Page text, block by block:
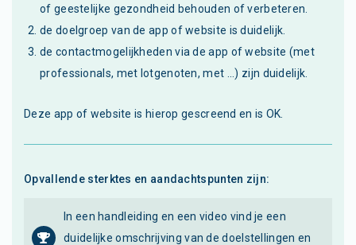
of geestelijke gezondheid behouden of verbeteren.
de doelgroep van de app of website is duidelijk.
de contactmogelijkheden via de app of website (met
professionals, met lotgenoten, met ...) zijn duidelijk.
Deze app of website is hierop gescreend en is OK.
Opvallende sterktes en aandachtspunten zijn:
In een handleiding en een video vind je een
duidelijke omschrijving van de doelstellingen en